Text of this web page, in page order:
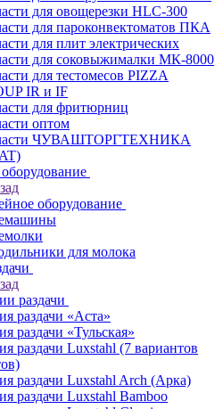
для овощерезки HLC-300
для пароконвектоматов ПКА
для плит электрических
для соковыжималки МК-8000
для тестомесов PIZZA
IR и IF
для фритюрниц
оптом
ЧУВАШТОРГТЕХНИКА
оборудование
для молока
раздачи
раздачи «Аста»
раздачи «Тульская»
раздачи Luxstahl (7 вариантов
раздачи Luxstahl Arch (Арка)
раздачи Luxstahl Bamboo